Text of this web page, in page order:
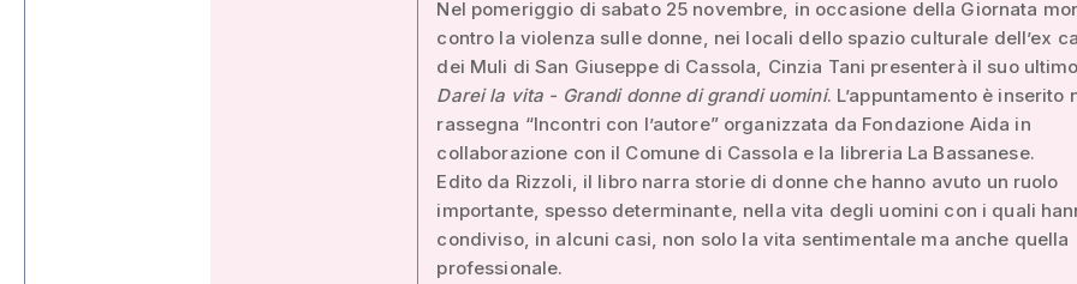
Nel pomeriggio di sabato 25 novembre, in occasione della Giornata
contro la violenza sulle donne, nei locali dello spazio culturale dell’ex
dei Muli di San Giuseppe di Cassola, Cinzia Tani presenterà il suo
Darei la vita - Grandi donne di grandi uomini. L’appuntamento è inserito
rassegna “Incontri con l’autore” organizzata da Fondazione Aida in
collaborazione con il Comune di Cassola e la libreria La Bassanese.
Edito da Rizzoli, il libro narra storie di donne che hanno avuto un ruolo
importante, spesso determinante, nella vita degli uomini con i quali
condiviso, in alcuni casi, non solo la vita sentimentale ma anche quella
professionale.